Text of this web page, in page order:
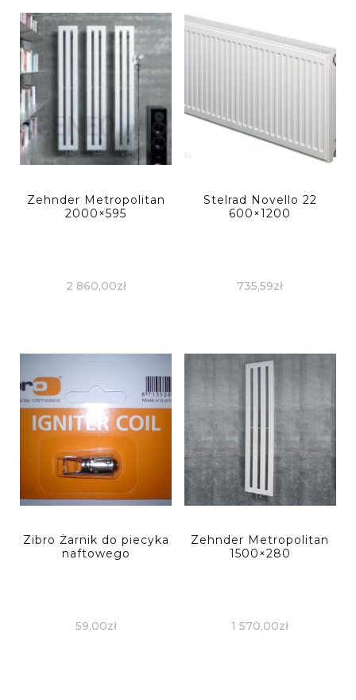
Zehnder Metropolitan
2000×595
2 860,00zł
Stelrad Novello 22
600×1200
735,59zł
Zibro Żarnik do piecyka
naftowego
59,00zł
Zehnder Metropolitan
1500×280
1 570,00zł